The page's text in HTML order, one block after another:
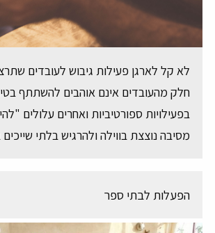
לא קל לארגן פעילות גיבוש לעובדים
חלק מהעובדים אינם אוהבים להשתתף
בפעילויות ספורטיביות ואחרים עלולים
מסיבה נוצצת בווילה ולהרגיש בלתי שייכים
הפעלות לבתי ספר